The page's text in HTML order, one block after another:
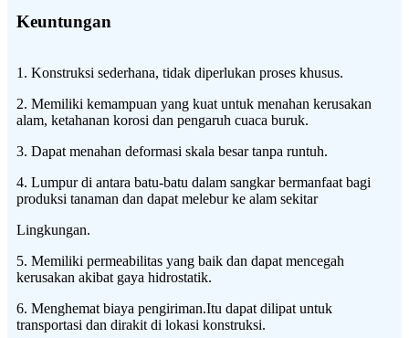
Keuntungan
1. Konstruksi sederhana, tidak diperlukan proses khusus.
2. Memiliki kemampuan yang kuat untuk menahan kerusakan
alam, ketahanan korosi dan pengaruh cuaca buruk.
3. Dapat menahan deformasi skala besar tanpa runtuh.
4. Lumpur di antara batu-batu dalam sangkar bermanfaat bagi
produksi tanaman dan dapat melebur ke alam sekitar
Lingkungan.
5. Memiliki permeabilitas yang baik dan dapat mencegah
kerusakan akibat gaya hidrostatik.
6. Menghemat biaya pengiriman.Itu dapat dilipat untuk
transportasi dan dirakit di lokasi konstruksi.